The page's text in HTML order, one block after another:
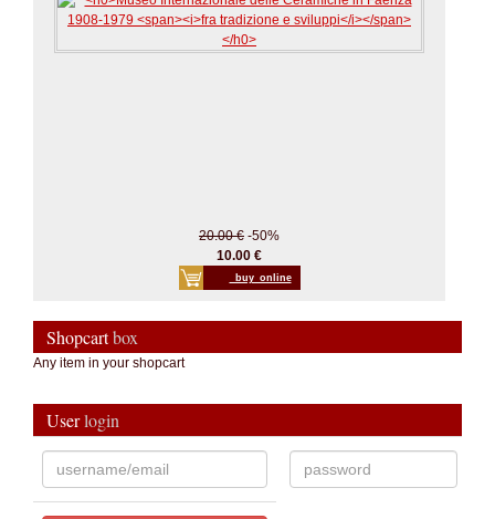
20.00 € -50%
10.00 €
_buy_online
Shopcartbox
Any item in your shopcart
Userlogin